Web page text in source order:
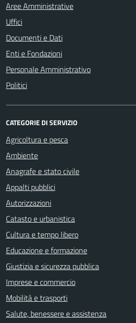
Aree Amministrative
Uffici
Documenti e Dati
Enti e Fondazioni
Personale Amministrativo
Politici
CATEGORIE DI SERVIZIO
Agricoltura e pesca
Ambiente
Anagrafe e stato civile
Appalti pubblici
Autorizzazioni
Catasto e urbanistica
Cultura e tempo libero
Educazione e formazione
Giustizia e sicurezza pubblica
Imprese e commercio
Mobilità e trasporti
Salute, benessere e assistenza